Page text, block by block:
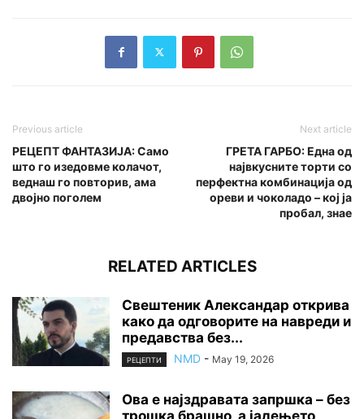
Previous article
РЕЦЕПТ ФАНТАЗИЈА: Само
што го изедовме колачот,
веднаш го повторив, ама
двојно поголем
Next article
ГРЕТА ГАРБО: Една од
највкусните торти со
перфектна комбинација од
ореви и чоколадо – кој ја
пробал, знае
RELATED ARTICLES
Свештеник Александар открива
како да одговорите на навреди и
предавства без...
РЕЦЕПТИ NMD - May 19, 2026
Ова е најздравата запршка – без
трошка брашно, а јадењето